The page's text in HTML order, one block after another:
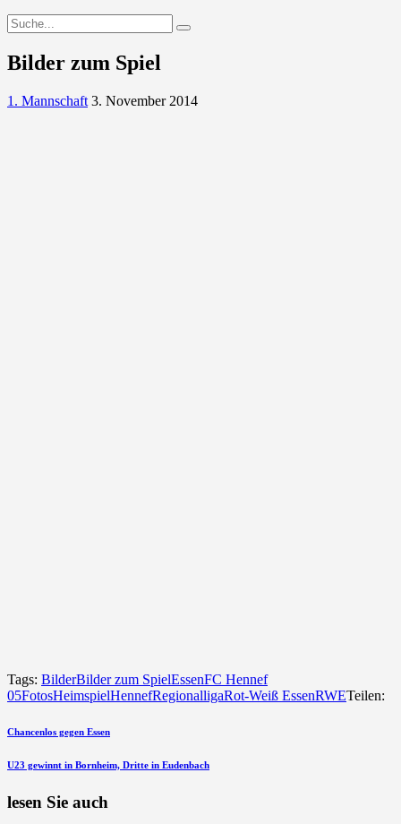
Bilder zum Spiel
1. Mannschaft 3. November 2014
Tags: BilderBilder zum SpielEssenFC Hennef
05FotosHeimspielHennefRegionalligaRot-Weiß EssenRWETeilen:
Beitragsnavigation
vorherigen
Chancenlos gegen Essen
nächsten
U23 gewinnt in Bornheim, Dritte in Eudenbach
lesen Sie auch